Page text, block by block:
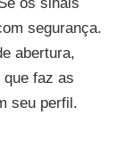
segurança.
abertura,
que faz as
seu perfil.